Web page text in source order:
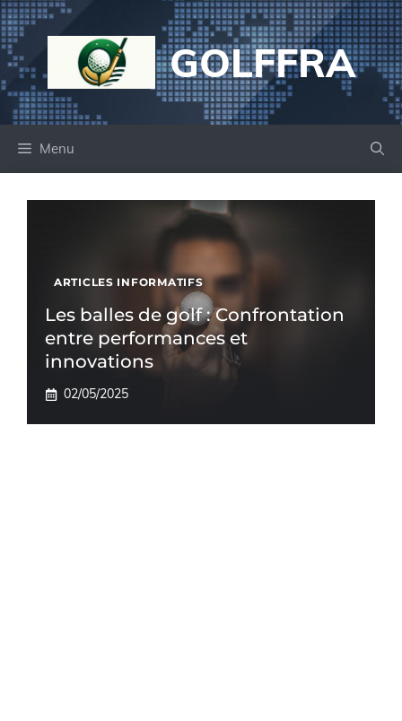
Aller
au
contenu
GOLFFRA
Menu
ARTICLES INFORMATIFS
Les balles de golf : Confrontation
entre performances et
innovations
02/05/2025